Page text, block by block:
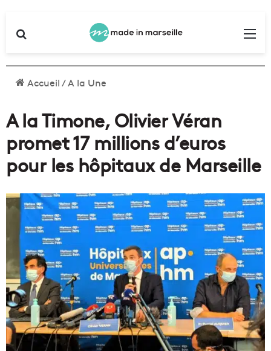
Accueil/A la Une
A la Timone, Olivier Véran
promet 17 millions d’euros
pour les hôpitaux de Marseille